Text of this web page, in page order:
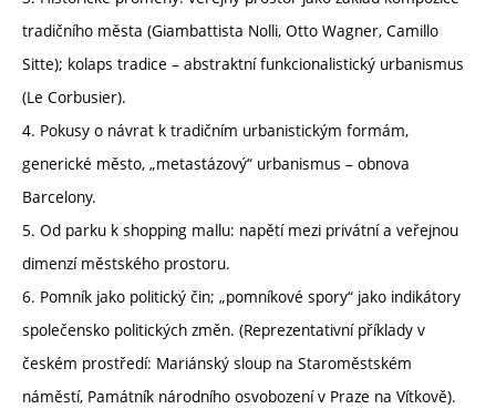
tradičního města (Giambattista Nolli, Otto Wagner, Camillo
Sitte); kolaps tradice – abstraktní funkcionalistický urbanismus
(Le Corbusier).
4. Pokusy o návrat k tradičním urbanistickým formám,
generické město, „metastázový“ urbanismus – obnova
Barcelony.
5. Od parku k shopping mallu: napětí mezi privátní a veřejnou
dimenzí městského prostoru.
6. Pomník jako politický čin; „pomníkové spory“ jako indikátory
společensko politických změn. (Reprezentativní příklady v
českém prostředí: Mariánský sloup na Staroměstském
náměstí, Památník národního osvobození v Praze na Vítkově).